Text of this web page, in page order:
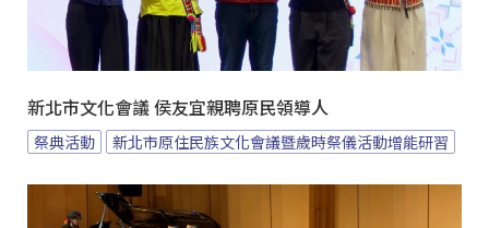
新北市文化會議 侯友宜親聘原民領導人
祭典活動 新北市原住民族文化會議暨歲時祭儀活動增能研習